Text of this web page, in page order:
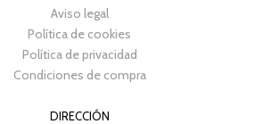
Aviso legal
Política de cookies
Política de privacidad
Condiciones de compra
DIRECCIÓN